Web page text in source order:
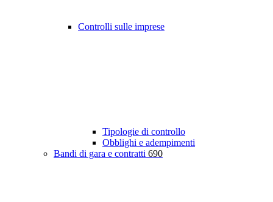
Controlli sulle imprese
Tipologie di controllo
Obblighi e adempimenti
Bandi di gara e contratti 690